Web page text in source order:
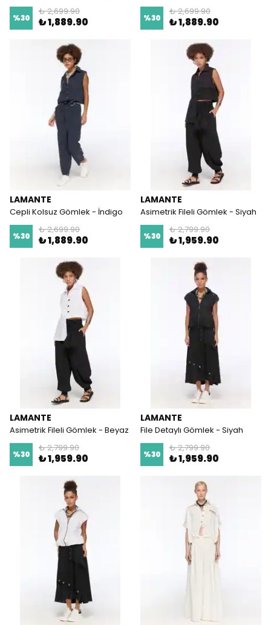
%30
₺ 2,699.90
₺ 1,889.90 %30
₺ 2,699.90
₺ 1,889.90
LAMANTE
Cepli Kolsuz Gömlek - İndigo
%30
₺ 2,699.90
₺ 1,889.90
LAMANTE
Asimetrik Fileli Gömlek - Siyah
%30
₺ 2,799.90
₺ 1,959.90
LAMANTE
Asimetrik Fileli Gömlek - Beyaz
%30
₺ 2,799.90
₺ 1,959.90
LAMANTE
File Detaylı Gömlek - Siyah
%30
₺ 2,799.90
₺ 1,959.90